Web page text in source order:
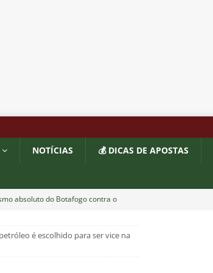
NOTÍCIAS 💰 DICAS DE APOSTAS
absoluto do Botafogo contra o
indica noite quente e abafada
é escolhido para ser vice na